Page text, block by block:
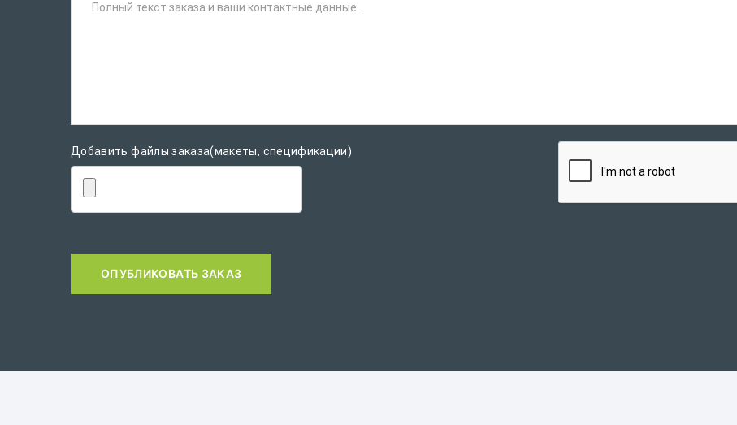
Полный текст заказа и ваши контактные данные.
Добавить файлы заказа(макеты, спецификации)
ОПУБЛИКОВАТЬ ЗАКАЗ